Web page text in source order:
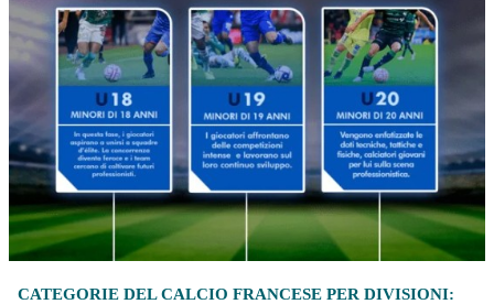
CATEGORIE DEL CALCIO FRANCESE PER DIVISIONI: